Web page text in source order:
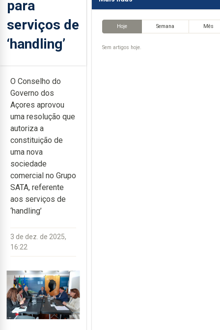
para
serviços de
‘handling’
O Conselho do
Governo dos
Açores aprovou
uma resolução que
autoriza a
constituição de
uma nova
sociedade
comercial no Grupo
SATA, referente
aos serviços de
‘handling’
3 de dez. de 2025,
16:22
Hoje Semana Mês
Sem artigos hoje.